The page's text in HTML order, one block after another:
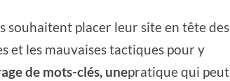
souhaitent placer leur site en tête des
et les mauvaises tactiques pour y
de mots-clés, unepratique qui peut